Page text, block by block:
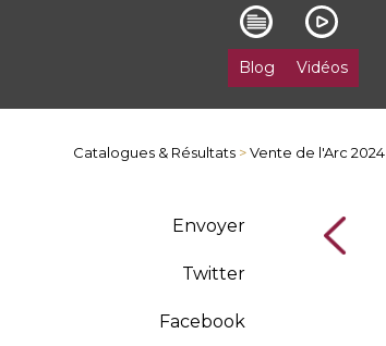
Blog Vidéos
Catalogues & Résultats >Vente de l'Arc 2024
Envoyer
Twitter
Facebook